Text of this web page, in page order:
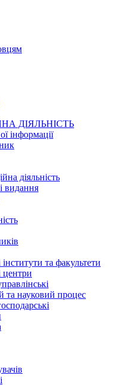
ДІЯЛЬНІСТЬ
інформації
діяльність
видання
та факультети
центри
та науковий процес